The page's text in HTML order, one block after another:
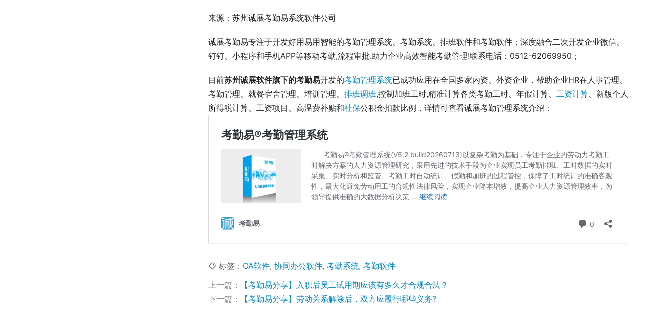
来源：苏州诚展考勤易系统软件公司
诚展考勤易专注于开发好用易用智能的考勤管理系统、考勤系统、排班软件和考勤软件；深度融合二次开发企业微信、
钉钉、小程序和手机APP等移动考勤,流程审批.助力企业高效智能考勤管理!联系电话：0512-62069950；
目前苏州诚展软件旗下的考勤易开发的考勤管理系统已成功应用在全国多家内资、外资企业，帮助企业HR在人事管理、
考勤管理、就餐宿舍管理、培训管理、 排班调班,控制加班工时,精准计算各类考勤工时、年假计算、 工资计算 、新版个人
所得税计算、工资项目、高温费补贴和社保公积金扣款比例，详情可查看诚展考勤管理系统介绍：
标签： OA软件, 协同办公软件, 考勤系统, 考勤软件
上一篇：
【考勤易分享】入职后员工试用期应该有多久才合规合法？
下一篇：
【考勤易分享】劳动关系解除后，双方应履行哪些义务?